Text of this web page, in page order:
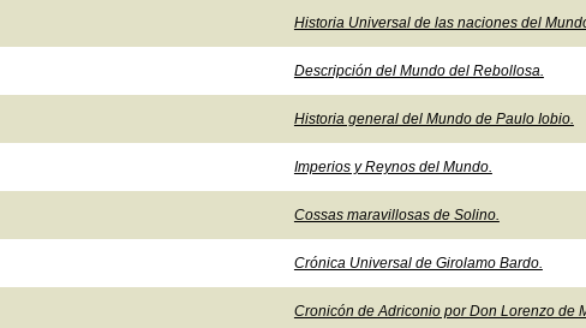
Historia Universal de las naciones del
Descripción del Mundo del Rebollosa.
Historia general del Mundo de Paulo Iobio.
Imperios y Reynos del Mundo.
Cossas maravillosas de Solino.
Crónica Universal de Girolamo Bardo.
Cronicón de Adriconio por Don Lorenzo de